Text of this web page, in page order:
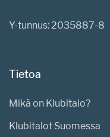
Y-tunnus: 2035887-8
Tietoa
Mikä on Klubitalo?
Klubitalot Suomessa